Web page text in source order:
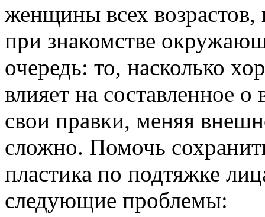
женщины всех
при знакомстве
очередь: то, насколько
влияет на составленное
свои правки, меняя
сложно. Помочь
пластика по подтяжке
следующие проблемы: